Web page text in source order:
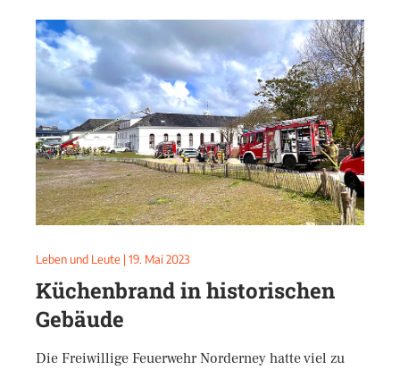
Leben und Leute | 19. Mai 2023
Küchenbrand in historischen
Gebäude
Die Freiwillige Feuerwehr Norderney hatte viel zu